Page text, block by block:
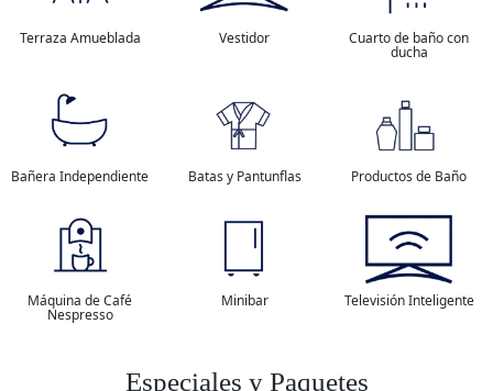
Terraza Amueblada Vestidor Cuarto de baño con
ducha
Bañera Independiente Batas y Pantunflas Productos de Baño
Máquina de Café
Nespresso
Minibar Televisión Inteligente
Especiales y Paquetes